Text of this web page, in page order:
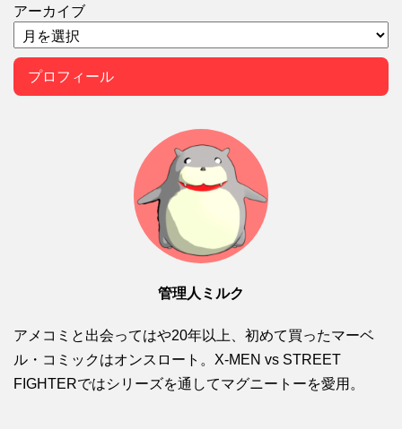
アーカイブ
プロフィール
管理人ミルク
アメコミと出会ってはや20年以上、初めて買ったマーベ
ル・コミックはオンスロート。X-MEN vs STREET
FIGHTERではシリーズを通してマグニートーを愛用。